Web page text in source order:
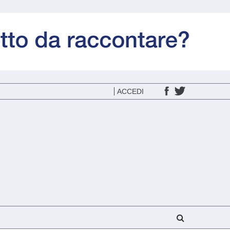
ACCEDI